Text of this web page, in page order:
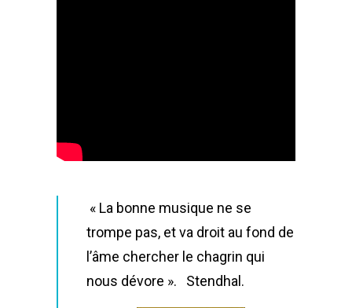
« La bonne musique ne se
trompe pas, et va droit au fond de
l’âme chercher le chagrin qui
nous dévore ». Stendhal.